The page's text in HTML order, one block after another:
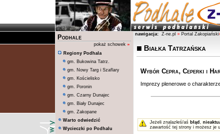
Podhale
pokaż schowek »
Regiony Podhala
gm. Bukowina Tatrz.
gm. Nowy Targ i Szaflary
gm. Kościelisko
gm. Poronin
gm. Czarny Dunajec
gm. Biały Dunajec
gm. Zakopane
Warto odwiedzić
Wycieczki po Podhalu
nawigacja: Z-ne.pl » Portal Zakopiański
Białka Tatrzańska
Wybór Cepra, Ceperki i
Imprezy plenerowe o
Jeżeli znalazłeś/aś błąd ,
zawartość tej strony i możesz je